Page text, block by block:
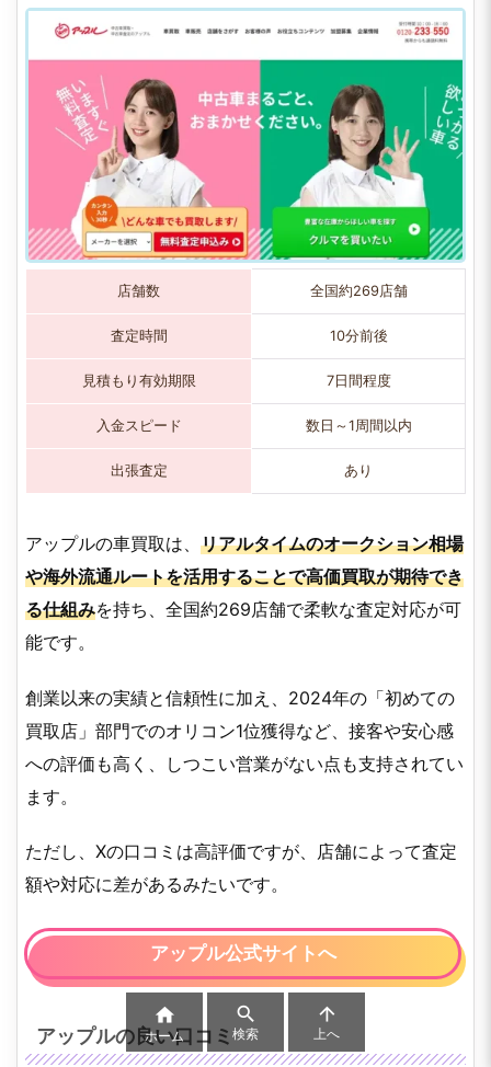
店舗数 全国約269店舗
査定時間 10分前後
見積もり有効期限 7日間程度
入金スピード 数日～1周間以内
出張査定 あり
アップルの車買取は、 リアルタイムのオークション相場
や海外流通ルートを活用することで高価買取が期待でき
る仕組みを持ち、全国約269店舗で柔軟な査定対応が可
能です。
創業以来の実績と信頼性に加え、2024年の「初めての
買取店」部門でのオリコン1位獲得など、接客や安心感
への評価も高く、しつこい営業がない点も支持されてい
ます。
ただし、Xの口コミは高評価ですが、店舗によって査定
額や対応に差があるみたいです。
アップル公式サイトへ
アップルの良い口コミ

ホーム

検索

上へ